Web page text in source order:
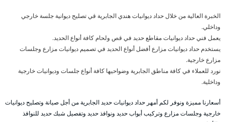
الخبرة العالية من خلال حداد ديوانيات هندي الجابرية قي تصليح ديوانية جلسة خارجي
وداخلي.
يعمل فني حداد ديوانيات مقاطع حديد في قص ولحام كافة أنواع الحديد.
يستخدم حداد ديوانيات مزارع أفضل أنواع الحديد في تصميم ديوانيات مزارع وجلسات
مزارع خارجية.
نورد للعملاء في كافة مناطق الجابرية وضواحيها كافة أنواع جلسات وديوانيات خارجية
وداخلية.
أسعارنا مميزة ونوفر لكم أمهر حداد ديوانيات حديد الجابرية من أجل صيانة وتصليح ديوانيات
خارجية وجلسات مزارع وتركيب أبواب حديد ونوافذ حديد وتفصيل شبك حديد للنوافذ